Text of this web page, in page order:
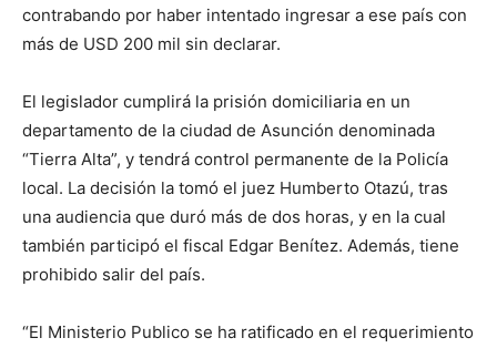
contrabando por haber intentado ingresar a ese país con
más de USD 200 mil sin declarar.
El legislador cumplirá la prisión domiciliaria en un
departamento de la ciudad de Asunción denominada
“Tierra Alta”, y tendrá control permanente de la Policía
local. La decisión la tomó el juez Humberto Otazú, tras
una audiencia que duró más de dos horas, y en la cual
también participó el fiscal Edgar Benítez. Además, tiene
prohibido salir del país.
“El Ministerio Publico se ha ratificado en el requerimiento